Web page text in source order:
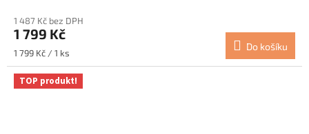
produktu
je
5,0
5
hvězdiček.
1 487 Kč bez DPH
1 799 Kč
Měrná
cena:
1 799 Kč / 1 ks
Do košíku
TOP produkt!